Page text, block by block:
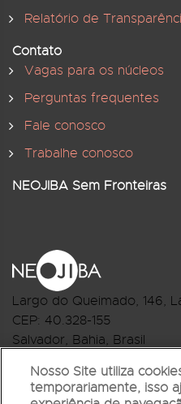
Relatório de
Contato
Vagas para os núcleos
Perguntas frequentes
Fale conosco
Trabalhe conosco
NEOJIBA Sem Fronteiras
Largo do Queimado, 146,
CEP: 40.328-155
Salvador, Bahia, Brasil
R.Monte Castelo Nº 62,
Nosso Site utiliza
temporariamente, isso